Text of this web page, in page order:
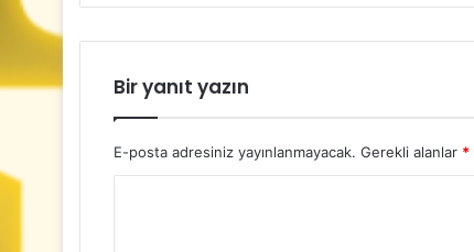
Bir yanıt yazın
E-posta adresiniz yayınlanmayacak. Gerekli alanlar *